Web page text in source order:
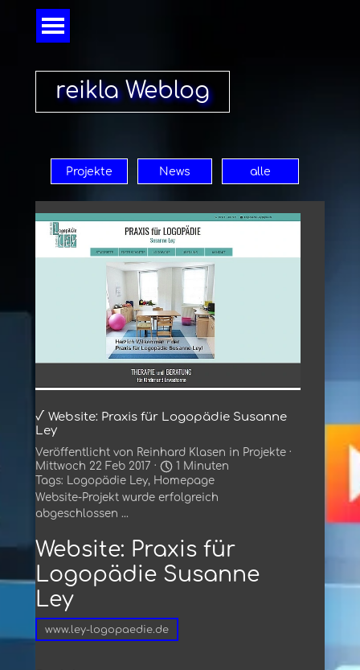
Direkt zum Seiteninhalt
reikla Weblog
Projekte News alle
√ Website: Praxis für Logopädie Susanne
Ley
Veröffentlicht von Reinhard Klasen in Projekte ·
Mittwoch 22 Feb 2017 ·
1 Minuten
Tags:
Logopädie Ley, Homepage
Website-Projekt wurde erfolgreich
abgeschlossen ...
Website: Praxis für
Logopädie Susanne
Ley
www.ley-logopaedie.de